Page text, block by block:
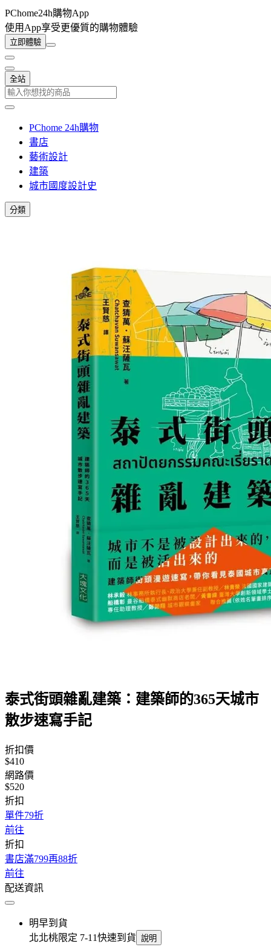
PChome24h購物App
使用App享受更優質的購物體驗
立即體驗
全站
PChome 24h購物
書店
藝術設計
建築
城市國度設計史
分類
泰式街頭雜亂建築：建築師的365天城市
散步速寫手記
折扣價
$410
網路價
$520
折扣
單件79折
前往
折扣
書店滿799再88折
前往
配送資訊
明早到貨
北北桃限定 7-11快速到貨 說明